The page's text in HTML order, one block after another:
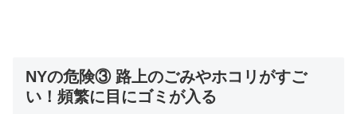
NYの危険③ 路上のごみやホコリがすご
い！頻繁に目にゴミが入る